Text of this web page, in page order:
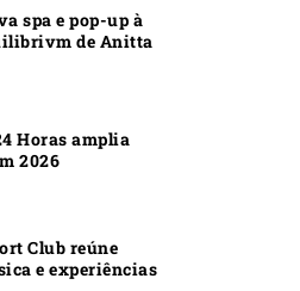
spa e pop-up à
de Anitta
Horas amplia
2026
Club reúne
e experiências